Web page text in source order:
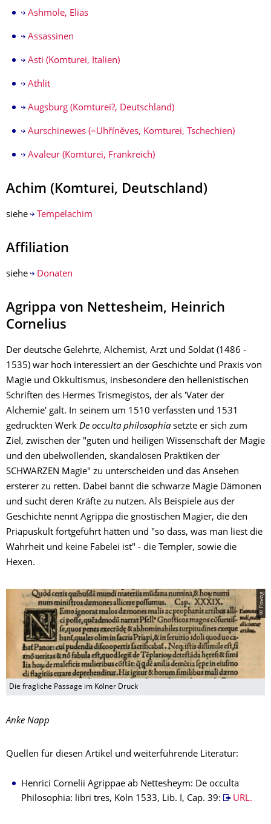
Ashmole, Elias
Assassinen
Asti (Komturei, Italien)
Athlit
Augsburg (Komturei?, Deutschland)
Aurschinewes (=Uhříněves, Komturei, Tschechien)
Avaleur (Komturei, Frankreich)
Achim (Komturei, Deutschland)
siehe Tempelachim
Affiliation
siehe Donaten
Agrippa von Nettesheim, Heinrich
Cornelius
Der deutsche Gelehrte, Alchemist, Arzt und Soldat (1486 -
1535) war hoch interessiert an der Geschichte und Praxis von
Magie und Okkultismus, insbesondere den hellenistischen
Schriften des Hermes Trismegistos, der als 'Vater der
Alchemie' galt. In seinem um 1510 verfassten und 1531
gedruckten Werk De occulta philosophiasetzte er sich zum
Ziel, zwischen der "guten und heiligen Wissenschaft der Magie
und den übelwollenden, skandalösen Praktiken der
SCHWARZEN Magie" zu unterscheiden und das Ansehen
ersterer zu retten. Dabei bannt die schwarze Magie Dämonen
und sucht deren Kräfte zu nutzen. Als Beispiele aus der
Geschichte nennt Agrippa die gnostischen Magier, die den
Priapuskult fortgeführt hätten und "so dass, was man liest die
Wahrheit und keine Fabelei ist" - die Templer, sowie die
Hexen.
© Fovog
Die fragliche Passage im Kölner Druck
Anke Napp
Quellen für diesen Artikel und weiterführende Literatur:
Henrici Cornelii Agrippae ab Nettesheym: De occulta
Philosophia: libri tres, Köln 1533, Lib. I, Cap. 39:
URL.